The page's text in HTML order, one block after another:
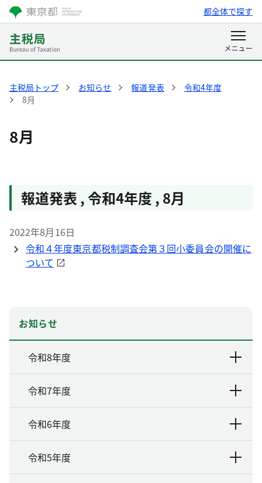
都全体で探す
主税局トップ お知らせ 報道発表
令和4年度
8月
8月
報道発表 , 令和4年度 , 8月
2022年8月16日
令和４年度東京都税制調査会第３回小委員会の開催に
ついて
お知らせ
令和8年度
令和7年度
令和6年度
令和5年度